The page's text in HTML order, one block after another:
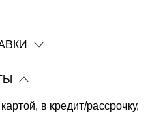
в кредит/рассрочку,